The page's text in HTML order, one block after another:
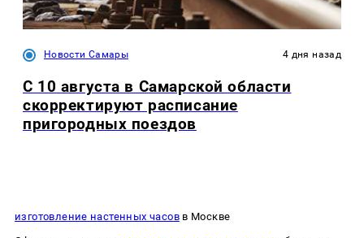
Новости Самары 4 дня назад
С 10 августа в Самарской области
скорректируют расписание
пригородных поездов
изготовление настенных часовв Москве